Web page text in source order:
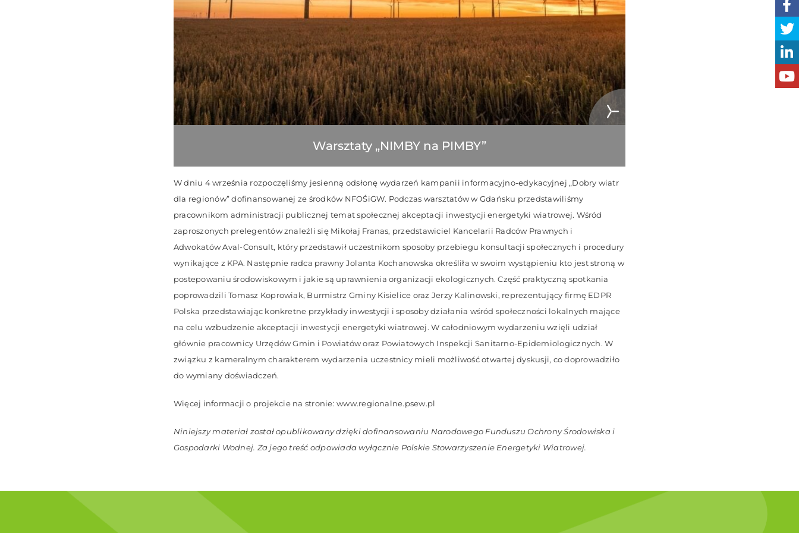
Warsztaty „NIMBY na PIMBY”
W dniu 4 września rozpoczęliśmy jesienną odsłonę wydarzeń kampanii informacyjno-edykacyjnej „Dobry wiatr
dla regionów” dofinansowanej ze środków NFOŚiGW. Podczas warsztatów w Gdańsku przedstawiliśmy
pracownikom administracji publicznej temat społecznej akceptacji inwestycji energetyki wiatrowej. Wśród
zaproszonych prelegentów znaleźli się Mikołaj Franas, przedstawiciel Kancelarii Radców Prawnych i
Adwokatów Aval-Consult, który przedstawił uczestnikom sposoby przebiegu konsultacji społecznych i procedury
wynikające z KPA. Następnie radca prawny Jolanta Kochanowska określiła w swoim wystąpieniu kto jest stroną w
postepowaniu środowiskowym i jakie są uprawnienia organizacji ekologicznych. Część praktyczną spotkania
poprowadzili Tomasz Koprowiak, Burmistrz Gminy Kisielice oraz Jerzy Kalinowski, reprezentujący firmę EDPR
Polska przedstawiając konkretne przykłady inwestycji i sposoby działania wśród społeczności lokalnych mające
na celu wzbudzenie akceptacji inwestycji energetyki wiatrowej. W całodniowym wydarzeniu wzięli udział
głównie pracownicy Urzędów Gmin i Powiatów oraz Powiatowych Inspekcji Sanitarno-Epidemiologicznych. W
związku z kameralnym charakterem wydarzenia uczestnicy mieli możliwość otwartej dyskusji, co doprowadziło
do wymiany doświadczeń.
Więcej informacji o projekcie na stronie: www.regionalne.psew.pl
Niniejszy materiał został opublikowany dzięki dofinansowaniu Narodowego Funduszu Ochrony Środowiska i
Gospodarki Wodnej. Za jego treść odpowiada wyłącznie Polskie Stowarzyszenie Energetyki Wiatrowej.